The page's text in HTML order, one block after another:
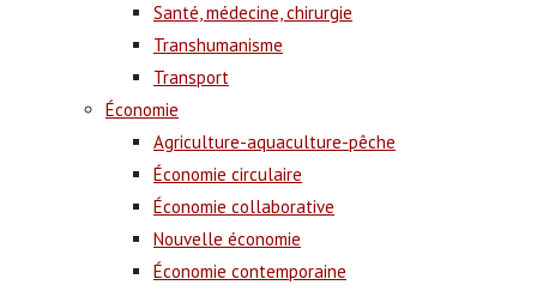
Santé, médecine, chirurgie
Transhumanisme
Transport
Économie
Agriculture-aquaculture-pêche
Économie circulaire
Économie collaborative
Nouvelle économie
Économie contemporaine